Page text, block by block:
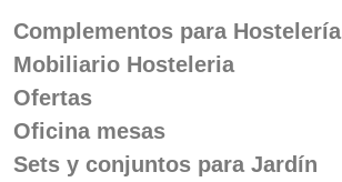
Complementos para Hostelería
Mobiliario Hosteleria
Ofertas
Oficina mesas
Sets y conjuntos para Jardín